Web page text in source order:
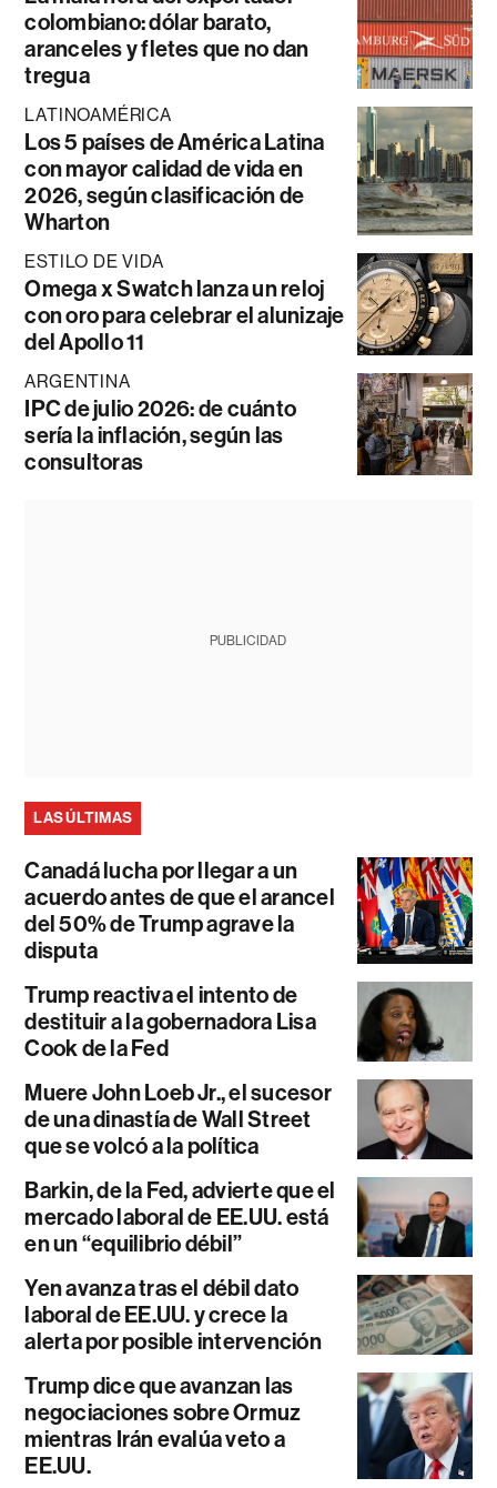
colombiano: dólar barato,
aranceles y fletes que no dan
tregua
LATINOAMÉRICA
Los 5 países de América Latina
con mayor calidad de vida en
2026, según clasificación de
Wharton
ESTILO DE VIDA
Omega x Swatch lanza un reloj
con oro para celebrar el alunizaje
del Apollo 11
ARGENTINA
IPC de julio 2026: de cuánto
sería la inflación, según las
consultoras
PUBLICIDAD
LAS ÚLTIMAS
Canadá lucha por llegar a un
acuerdo antes de que el arancel
del 50% de Trump agrave la
disputa
Trump reactiva el intento de
destituir a la gobernadora Lisa
Cook de la Fed
Muere John Loeb Jr., el sucesor
de una dinastía de Wall Street
que se volcó a la política
Barkin, de la Fed, advierte que el
mercado laboral de EE.UU. está
en un “equilibrio débil”
Yen avanza tras el débil dato
laboral de EE.UU. y crece la
alerta por posible intervención
Trump dice que avanzan las
negociaciones sobre Ormuz
mientras Irán evalúa veto a
EE.UU.